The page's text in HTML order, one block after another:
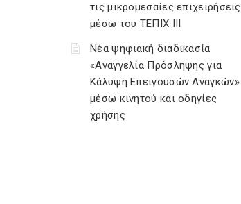
τις μικρομεσαίες επιχειρήσεις
μέσω του ΤΕΠΙΧ ΙΙΙ
Νέα ψηφιακή διαδικασία
«Αναγγελία Πρόσληψης για
Κάλυψη Επειγουσών Αναγκών»
μέσω κινητού και οδηγίες
χρήσης